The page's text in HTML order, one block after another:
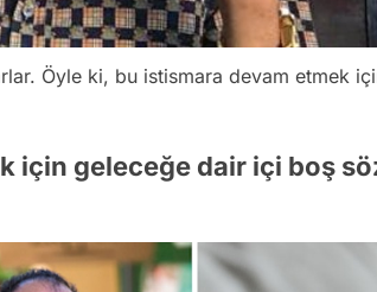
Öyle ki, bu istismara devam etmek
için geleceğe dair içi boş